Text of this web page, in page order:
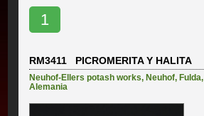
1
RM3411 PICROMERITA Y HALITA
Neuhof-Ellers potash works, Neuhof, Fulda,
Alemania